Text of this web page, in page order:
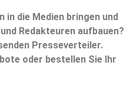
in die Medien bringen und
Redakteuren aufbauen?
Presseverteiler.
oder bestellen Sie Ihr